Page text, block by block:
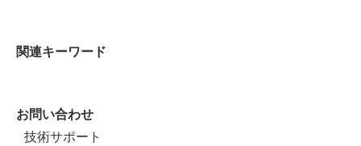
関連キーワード
お問い合わせ
技術サポート